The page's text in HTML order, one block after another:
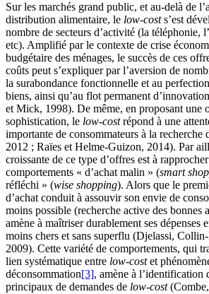
Sur les marchés grand public, et au-delà de
distribution alimentaire, le low-costs’est
nombre de secteurs d’activité (la téléphonie,
etc). Amplifié par le contexte de crise
budgétaire des ménages, le succès de ces
coûts peut s’expliquer par l’aversion de
la surabondance fonctionnelle et au
biens, ainsi qu’au flot permanent
et Mick, 1998). De même, en proposant une
sophistication, le low-costrépond à une
importante de consommateurs à la recherche
2012 ; Raïes et Helme-Guizon, 2014). Par
croissante de ce type d’offres est à
comportements « d’achat malin » (smart
réfléchi » (wise shopping). Alors que le
d’achat conduit à assouvir son envie de
moins possible (recherche active des bonnes
amène à maîtriser durablement ses dépenses
moins chers et sans superflu (Djelassi,
2009). Cette variété de comportements, qui
lien systématique entre low-costet
déconsommation[3], amène à l’identification
principaux de demandes de low-cost